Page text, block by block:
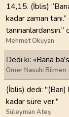
14,15. (İblis)
kadar zaman
Mehmet Okuyan
Dedi ki: «Bana
Ömer Nasuhi Bilmen
(İblis) dedi: "(Bari)
kadar süre ver."
Süleyman Ateş